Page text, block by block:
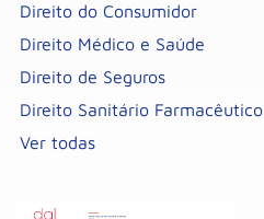
Direito do Consumidor
Direito Médico e Saúde
Direito de Seguros
Direito Sanitário Farmacêutico
Ver todas